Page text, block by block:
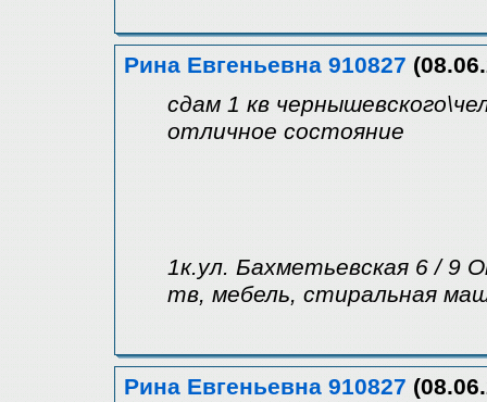
Рина Евгеньевна 910827
сдам 1 кв
отличное состояние
1к.ул. Бахметьевская 6 / 9
тв, мебель, стиральная
Рина Евгеньевна 910827